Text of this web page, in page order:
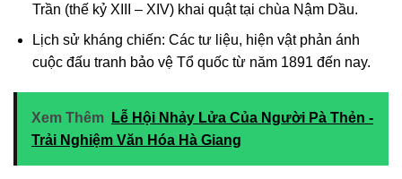
Trần (thế kỷ XIII – XIV) khai quật tại chùa Nậm Dầu.
Lịch sử kháng chiến: Các tư liệu, hiện vật phản ánh
cuộc đấu tranh bảo vệ Tổ quốc từ năm 1891 đến nay.
Xem Thêm
Lễ Hội Nhảy Lửa Của Người Pà Thẻn -
Trải Nghiệm Văn Hóa Hà Giang